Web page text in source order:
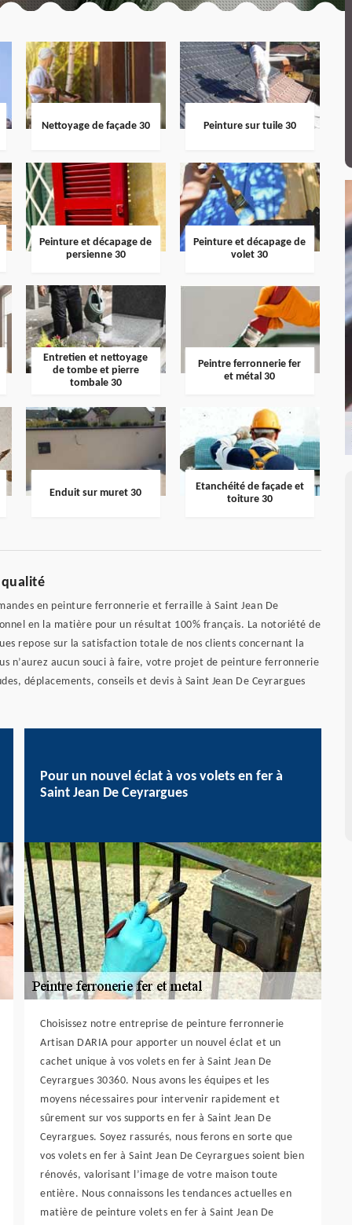
Nettoyage de façade 30 Peinture sur tuile 30
Peinture et décapage de
persienne 30
Peinture et décapage de
volet 30
Entretien et nettoyage
de tombe et pierre
tombale 30
Peintre ferronnerie fer
et métal 30
Enduit sur muret 30
Etanchéité de façade et
toiture 30
qualité
en peinture ferronnerie et ferraille à Saint Jean De
en la matière pour un résultat 100% français. La notoriété de
repose sur la satisfaction totale de nos clients concernant la
n’aurez aucun souci à faire, votre projet de peinture ferronnerie
déplacements, conseils et devis à Saint Jean De Ceyrargues
Pour un nouvel éclat à vos volets en fer à
Saint Jean De Ceyrargues
Choisissez notre entreprise de peinture ferronnerie
Artisan DARIA pour apporter un nouvel éclat et un
cachet unique à vos volets en fer à Saint Jean De
Ceyrargues 30360. Nous avons les équipes et les
moyens nécessaires pour intervenir rapidement et
sûrement sur vos supports en fer à Saint Jean De
Ceyrargues. Soyez rassurés, nous ferons en sorte que
vos volets en fer à Saint Jean De Ceyrargues soient bien
rénovés, valorisant l’image de votre maison toute
entière. Nous connaissons les tendances actuelles en
matière de peinture volets en fer à Saint Jean De